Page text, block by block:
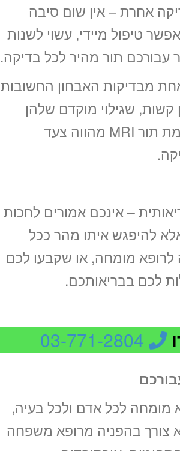
אחרת – אין שום סיבה
טיפול מיידי, עשוי לשנות
עבורכם תור מהיר לכל בדיקה.
מבדיקות האבחון החשובות
קשות, שגילוי מוקדם שלהן
עשוי להביא לריפוי ואף להציל חיים. לפיכך, הקדמת תור MRI מהווה צעד
– אינכם אמורים לחכות
להיפגש איתו מהר ככל
מומחה, או שקבעו לכם
לכם בבריאותכם.
03-771-2804
מומחה לכל אדם ולכל בעיה,
צורך בהפניה מרופא משפחה